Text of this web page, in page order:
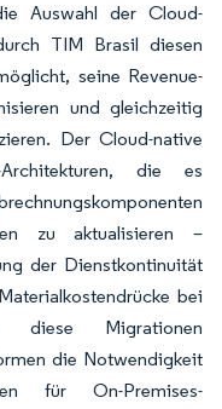
Auswahl der Cloud-
TIM Brasil diesen
seine Revenue-
und gleichzeitig
Der Cloud-native
die es
zu aktualisieren –
der Dienstkontinuität
bei
diese Migrationen
die Notwendigkeit
für On-Premises-